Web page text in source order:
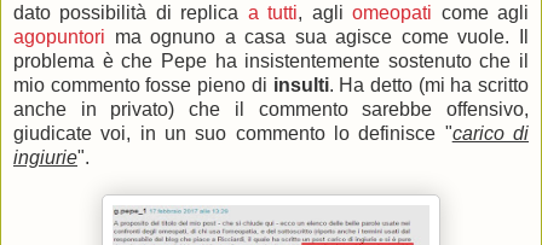
dato possibilità di replica a tutti, agliomeopati come agli
agopuntori ma ognuno a casa sua agisce come vuole. Il
problema è che Pepe ha insistentemente sostenuto che il
mio commento fosse pieno di insulti. Ha detto (mi ha scritto
anche in privato) che il commento sarebbe offensivo,
giudicate voi, in un suo commento lo definisce "carico di
ingiurie".